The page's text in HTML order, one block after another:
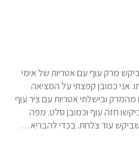
וביקש מרק עוף עם אטריות של אימי
אני כמובן קפצתי על המציאה
מהמרק ובישלתי אטריות עם ציר עוף
חזה עוף וכמובן סלט. מפה
שביקש עוד צלחת. בכדי להבריא…